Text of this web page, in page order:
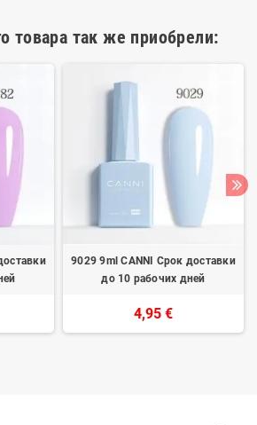
товара так же приобрели:
9029 9ml CANNI Срок доставки
до 10 рабочих дней
4,95 €